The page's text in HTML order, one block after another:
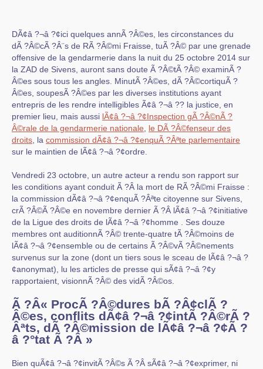
DÃ¢â ?¬â ?¢ici quelques annÃ ?Â©es, les circonstances du
dÃ ?Â©cÃ ?Â¨s de RÃ ?Â©mi Fraisse, tuÃ ?Â© par une grenade
offensive de la gendarmerie dans la nuit du 25 octobre 2014 sur
la ZAD de Sivens, auront sans doute Ã ?Â©tÃ ?Â© examinÃ ?
Â©es sous tous les angles. MinutÃ ?Â©es, dÃ ?Â©cortiquÃ ?
Â©es, soupesÃ ?Â©es par les diverses institutions ayant
entrepris de les rendre intelligibles Ã¢â ?¬â ?? la justice, en
premier lieu, mais aussi lÃ¢â ?¬â ?¢Inspection gÃ ?Â©nÃ ?
Â©rale de la gendarmerie nationale
le DÃ ?Â©fenseur des
droits , la commission dÃ¢â ?¬â ?¢enquÃ ?Âªte parlementaire
sur le maintien de lÃ¢â ?¬â ?¢ordre.
Vendredi 23 octobre, un autre acteur a rendu son rapport sur
les conditions ayant conduit Ã ?Â la mort de RÃ ?Â©mi Fraisse :
la commission dÃ¢â ?¬â ?¢enquÃ ?Âªte citoyenne sur Sivens,
crÃ ?Â©Ã ?Â©e en novembre dernier Ã ?Â lÃ¢â ?¬â ?¢initiative
de la Ligue des droits de lÃ¢â ?¬â ?¢homme . Ses douze
membres ont auditionnÃ ?Â© trente-quatre tÃ ?Â©moins de
lÃ¢â ?¬â ?¢ensemble ou de certains Ã ?Â©vÃ ?Â©nements
survenus sur la zone (dont un tiers sous le sceau de lÃ¢â ?¬â ?
¢anonymat), lu les articles de presse qui sÃ¢â ?¬â ?¢y
rapportaient, visionnÃ ?Â© des vidÃ ?Â©os.
Ã ?Â« ProcÃ ?Â©dures bÃ ?Â¢clÃ ?
Â©es, conflits dÃ¢â ?¬â ?¢intÃ ?Â©rÃ ?
Âªts, dÃ ?Â©mission de lÃ¢â ?¬â ?¢Ã ?
â ?°tat Ã ?Â »
Bien quÃ¢â ?¬â ?¢invitÃ ?Â©s Ã ?Â sÃ¢â ?¬â ?¢exprimer, ni